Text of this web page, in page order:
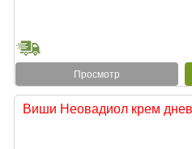
Просмотр
Виши Неовадиол крем